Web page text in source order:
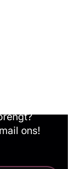
ons!